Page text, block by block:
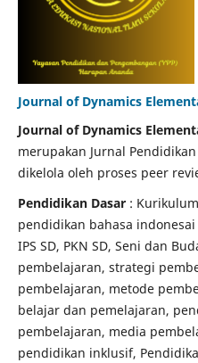
Journal of Dynamics
Journal of Dynamics
merupakan Jurnal
dikelola oleh proses peer
Pendidikan Dasar :
pendidikan bahasa indonesai
IPS SD, PKN SD, Seni dan
pembelajaran, strategi
pembelajaran, metode
belajar dan pemelajaran,
pembelajaran, media
pendidikan inklusif,